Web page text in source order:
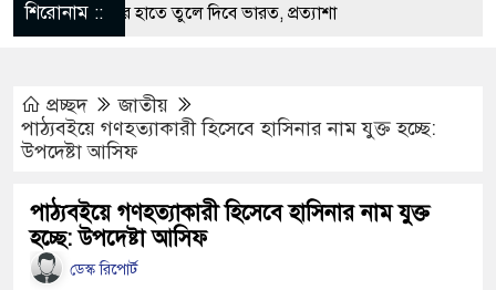
শিরোনাম ::
বাংলাদেশের হাতে তুলে দিবে ভারত, প্রত্যাশা
ড. ইউনূসকে প্রস্তাব দেয়নি বিএনপি, আলোচনায় মির্জা
সঙ্গে দেশে ফিরতে চান সাকিব
বাসভবনে অগ্নিসংযোগের চেষ্টা, সিসিটিভিতে ৭
প্রচ্ছদ
জাতীয়
পাঠ্যবইয়ে গণহত্যাকারী হিসেবে হাসিনার নাম যুক্ত হচ্ছে:
উপদেষ্টা আসিফ
পাঠ্যবইয়ে গণহত্যাকারী হিসেবে হাসিনার নাম যুক্ত
হচ্ছে: উপদেষ্টা আসিফ
ডেস্ক রিপোর্ট